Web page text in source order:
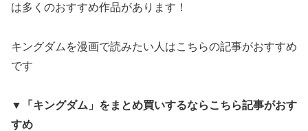
は多くのおすすめ作品があります！
キングダムを漫画で読みたい人はこちらの記事がおすすめ
です
▼「キングダム」をまとめ買いするならこちら記事がおす
すめ